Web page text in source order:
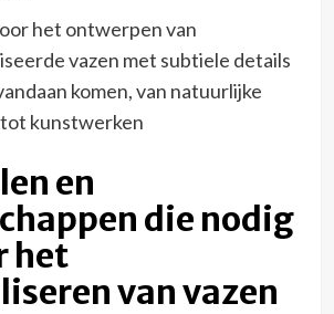
het ontwerpen van
vazen met subtiele details
komen, van natuurlijke
kunstwerken
en
die nodig
het
van vazen